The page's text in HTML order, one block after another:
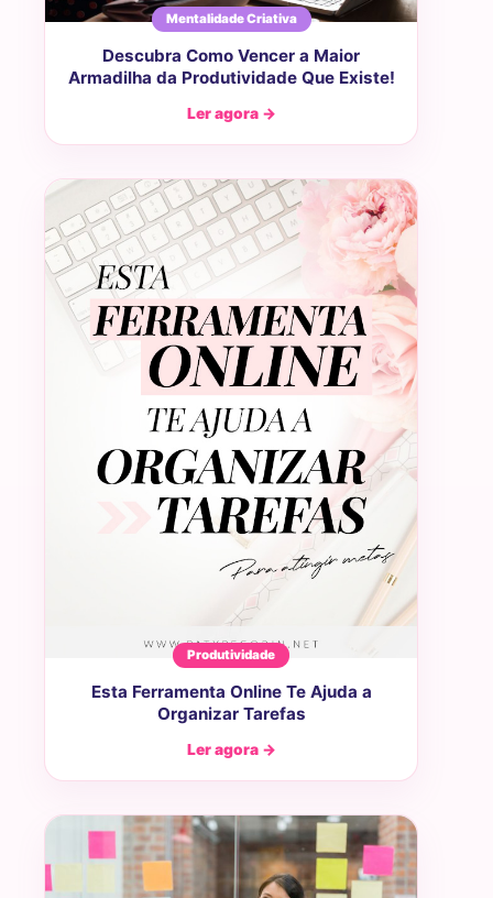
Mentalidade Criativa
Descubra Como Vencer a Maior
Armadilha da Produtividade Que Existe!
Ler agora →
Produtividade
Esta Ferramenta Online Te Ajuda a
Organizar Tarefas
Ler agora →